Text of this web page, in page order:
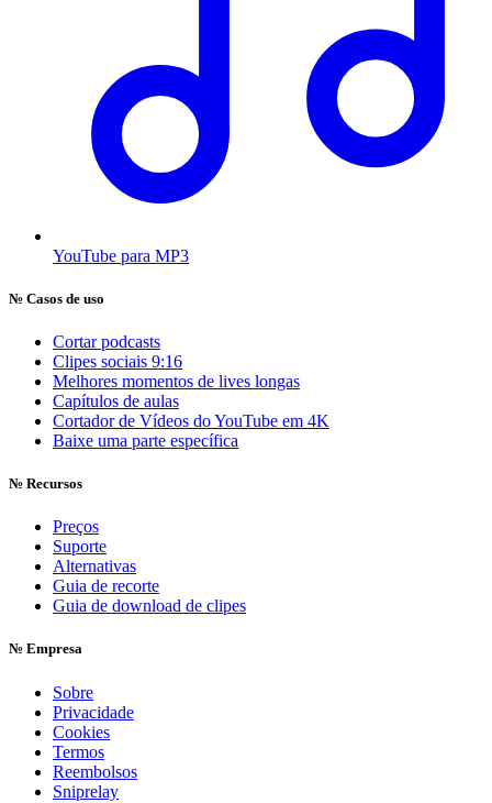
YouTube para MP3
№ Casos de uso
Cortar podcasts
Clipes sociais 9:16
Melhores momentos de lives longas
Capítulos de aulas
Cortador de Vídeos do YouTube em 4K
Baixe uma parte específica
№ Recursos
Preços
Suporte
Alternativas
Guia de recorte
Guia de download de clipes
№ Empresa
Sobre
Privacidade
Cookies
Termos
Reembolsos
Sniprelay